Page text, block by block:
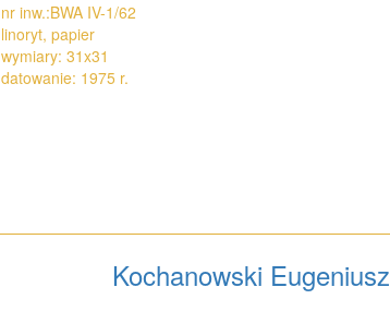
nr inw.:BWA IV-1/62
linoryt, papier
wymiary: 31x31
datowanie: 1975 r.
Kochanowski Eugeniusz